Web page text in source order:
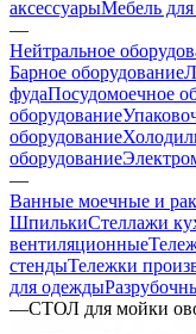
аксессуарыМебель для
—
Нейтральное
Барное оборудование
фудаПосудомоечное
оборудование
оборудование
оборудование
—
Ванные моечные и
ШпилькиСтеллажи
вентиляционные
стендыТележки
для одежды
—СТОЛ для мойки